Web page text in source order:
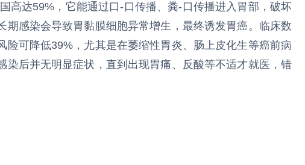
高达59%，它能通过口-口传播、粪-口传播进入胃部，破坏
期感染会导致胃黏膜细胞异常增生，最终诱发胃癌。临床数
险可降低39%，尤其是在萎缩性胃炎、肠上皮化生等癌前病
染后并无明显症状，直到出现胃痛、反酸等不适才就医，错